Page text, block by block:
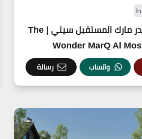
كمبوند ذا وندر مارك المستقبل سيتي | The
Wonder MarQ Al
واتساب رسالة